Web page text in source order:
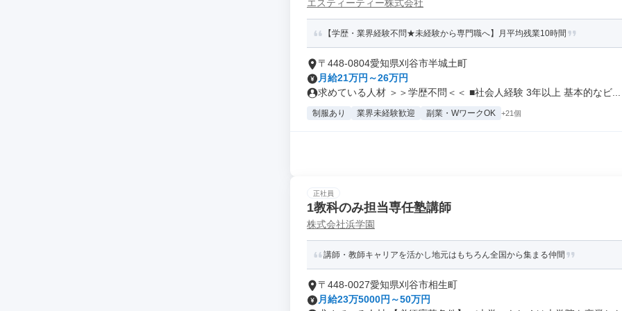
エスティーティー株式会社
【学歴・業界経験不問★未経験から専門職へ】月平均残業10時間
〒448-0804愛知県刈谷市半城土町
月給21万円～26万円
求めている人材 ＞＞学歴不問＜＜ ■社会人経験 3年以上 基本的なビ...
制服あり 業界未経験歓迎 副業・WワークOK +21個
正社員
1教科のみ担当専任塾講師
株式会社浜学園
講師・教師キャリアを活かし地元はもちろん全国から集まる仲間
〒448-0027愛知県刈谷市相生町
月給23万5000円～50万円